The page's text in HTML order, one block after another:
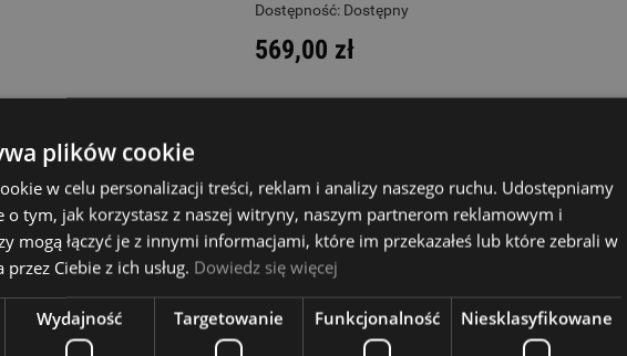
Dostępność: Dostępny
569,00 zł
KNA VV3 Pickup Przystawka
Opole:brak
Wrocław:ostatnia sztuka
Katowice:
brak
Wysyłkowy:brak
plików cookie
w celu personalizacji treści, reklam i analizy naszego ruchu. Udostępniamy
o tym, jak korzystasz z naszej witryny, naszym partnerom reklamowym i
mogą łączyć je z innymi informacjami, które im przekazałeś lub które zebrali w
Ciebie z ich usług. Dowiedz się więcej
Wydajność Targetowanie Funkcjonalność Niesklasyfikowane